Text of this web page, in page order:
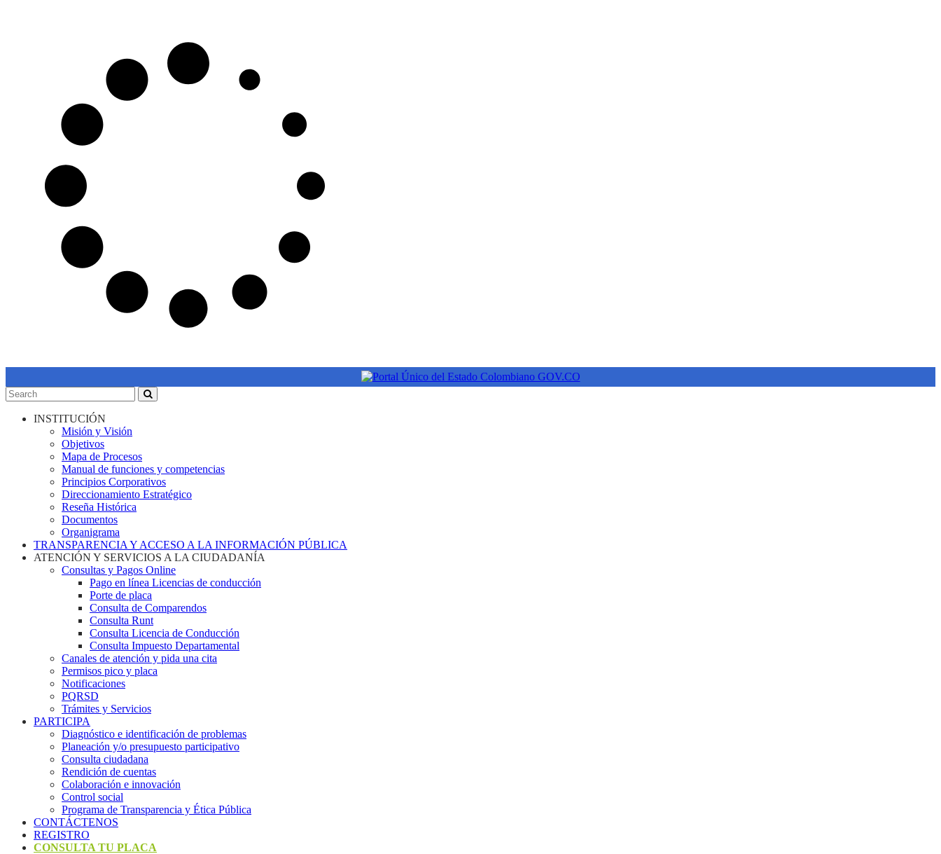
INSTITUCIÓN
Misión y Visión
Objetivos
Mapa de Procesos
Manual de funciones y competencias
Principios Corporativos
Direccionamiento Estratégico
Reseña Histórica
Documentos
Organigrama
TRANSPARENCIA Y ACCESO A LA INFORMACIÓN PÚBLICA
ATENCIÓN Y SERVICIOS A LA CIUDADANÍA
Consultas y Pagos Online
Pago en línea Licencias de conducción
Porte de placa
Consulta de Comparendos
Consulta Runt
Consulta Licencia de Conducción
Consulta Impuesto Departamental
Canales de atención y pida una cita
Permisos pico y placa
Notificaciones
PQRSD
Trámites y Servicios
PARTICIPA
Diagnóstico e identificación de problemas
Planeación y/o presupuesto participativo​
Consulta ciudadana
Rendición de cuentas
Colaboración e innovación
Control social
Programa de Transparencia y Ética Pública
CONTÁCTENOS
REGISTRO
CONSULTA TU PLACA